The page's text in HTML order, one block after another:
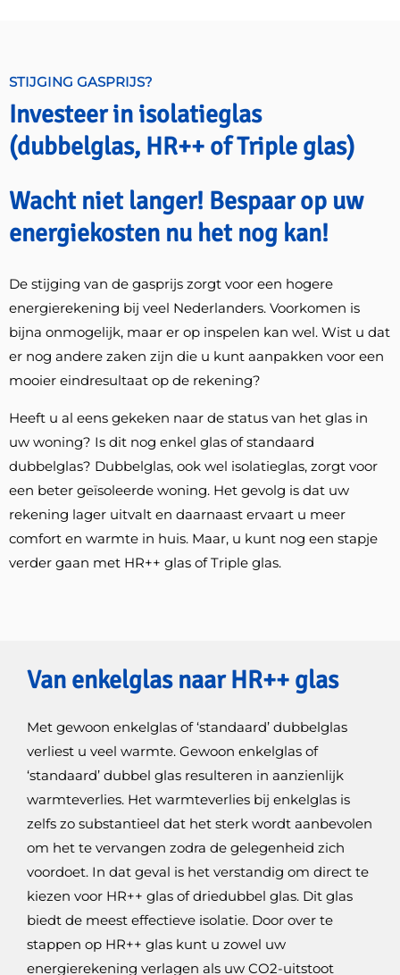
STIJGING GASPRIJS?
Investeer in isolatieglas
(dubbelglas, HR++ of Triple glas)
Wacht niet langer! Bespaar op uw
energiekosten nu het nog kan!
De stijging van de gasprijs zorgt voor een hogere
energierekening bij veel Nederlanders. Voorkomen is
bijna onmogelijk, maar er op inspelen kan wel. Wist u dat
er nog andere zaken zijn die u kunt aanpakken voor een
mooier eindresultaat op de rekening?
Heeft u al eens gekeken naar de status van het glas in
uw woning? Is dit nog enkel glas of standaard
dubbelglas? Dubbelglas, ook wel isolatieglas, zorgt voor
een beter geïsoleerde woning. Het gevolg is dat uw
rekening lager uitvalt en daarnaast ervaart u meer
comfort en warmte in huis. Maar, u kunt nog een stapje
verder gaan met HR++ glas of Triple glas.
Van enkelglas naar HR++ glas
Met gewoon enkelglas of ‘standaard’ dubbelglas
verliest u veel warmte. Gewoon enkelglas of
‘standaard’ dubbel glas resulteren in aanzienlijk
warmteverlies. Het warmteverlies bij enkelglas is
zelfs zo substantieel dat het sterk wordt aanbevolen
om het te vervangen zodra de gelegenheid zich
voordoet. In dat geval is het verstandig om direct te
kiezen voor HR++ glas of driedubbel glas. Dit glas
biedt de meest effectieve isolatie. Door over te
stappen op HR++ glas kunt u zowel uw
energierekening verlagen als uw CO2-uitstoot